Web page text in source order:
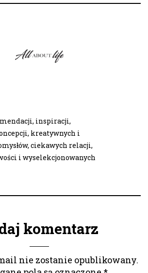
inspiracji,
kreatywnych i
ciekawych relacji,
i wyselekcjonowanych
komentarz
nie zostanie opublikowany.